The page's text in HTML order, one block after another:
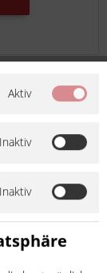
14201-
Aktiv
Inaktiv
Inaktiv